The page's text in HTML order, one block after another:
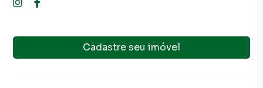
Cadastre seu imóvel